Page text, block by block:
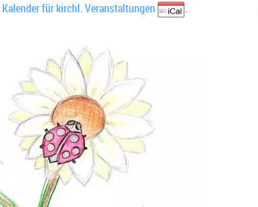
Kalender für kirchl. Veranstaltungen .